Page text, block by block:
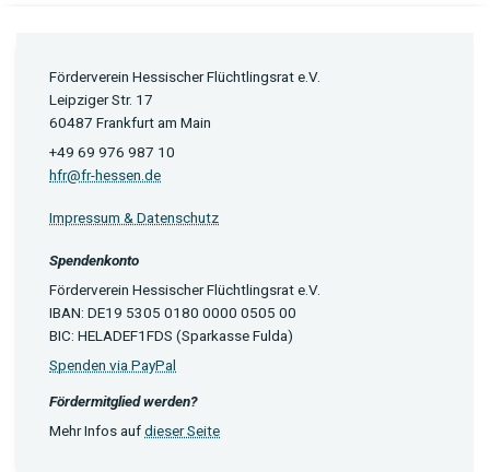
Förderverein Hessischer Flüchtlingsrat e.V.
Leipziger Str. 17
60487 Frankfurt am Main
+49 69 976 987 10
hfr@fr-hessen.de
Impressum & Datenschutz
Spendenkonto
Förderverein Hessischer Flüchtlingsrat e.V.
IBAN: DE19 5305 0180 0000 0505 00
BIC: HELADEF1FDS (Sparkasse Fulda)
Spenden via PayPal
Fördermitglied werden?
Mehr Infos aufdieser Seite